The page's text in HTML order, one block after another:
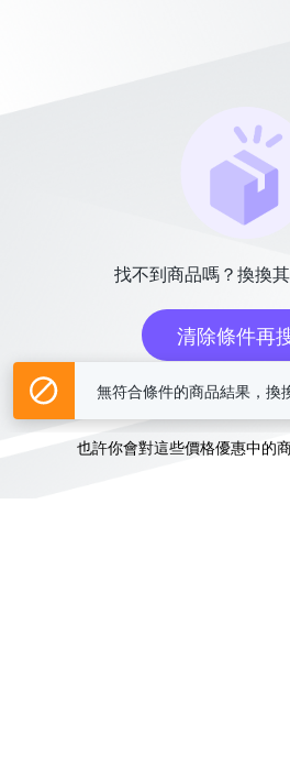
找不到商品嗎？換換
清除條件再
或
也許你會對這些價格優惠中的
無符合條件的商品結果，換